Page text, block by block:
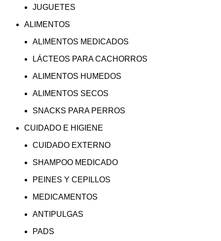
JUGUETES
ALIMENTOS
ALIMENTOS MEDICADOS
LÁCTEOS PARA CACHORROS
ALIMENTOS HUMEDOS
ALIMENTOS SECOS
SNACKS PARA PERROS
CUIDADO E HIGIENE
CUIDADO EXTERNO
SHAMPOO MEDICADO
PEINES Y CEPILLOS
MEDICAMENTOS
ANTIPULGAS
PADS